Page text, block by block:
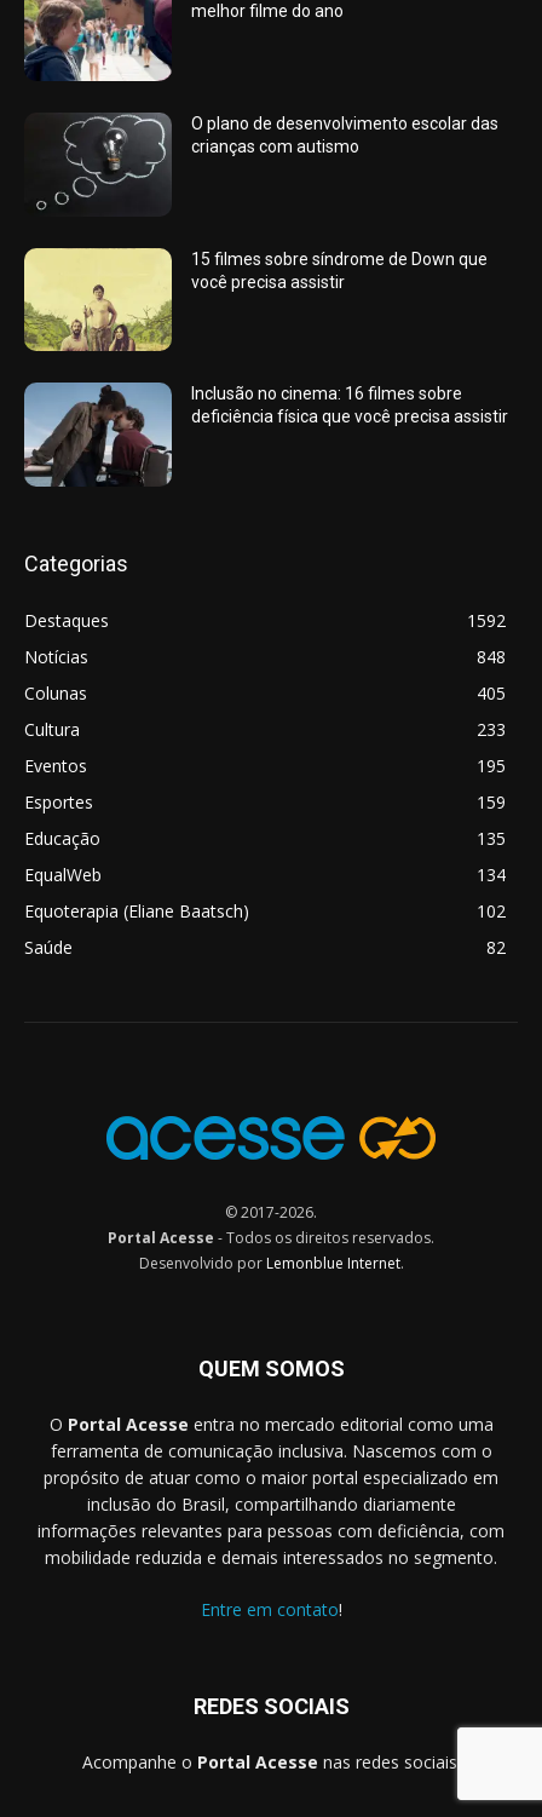
melhor filme do ano
O plano de desenvolvimento escolar das
crianças com autismo
15 filmes sobre síndrome de Down que
você precisa assistir
Inclusão no cinema: 16 filmes sobre
deficiência física que você precisa assistir
Categorias
Destaques
1592
Notícias
848
Colunas
405
Cultura
233
Eventos
195
Esportes
159
Educação
135
EqualWeb
134
Equoterapia (Eliane Baatsch)
102
Saúde
82
© 2017-2026.
Portal Acesse - Todos os direitos reservados.
Desenvolvido por Lemonblue Internet.
QUEM SOMOS
O Portal Acesse entra no mercado editorial como uma
ferramenta de comunicação inclusiva. Nascemos com o
propósito de atuar como o maior portal especializado em
inclusão do Brasil, compartilhando diariamente
informações relevantes para pessoas com deficiência, com
mobilidade reduzida e demais interessados no segmento.
Entre em contato!
REDES SOCIAIS
Acompanhe o Portal Acesse nas redes sociais.